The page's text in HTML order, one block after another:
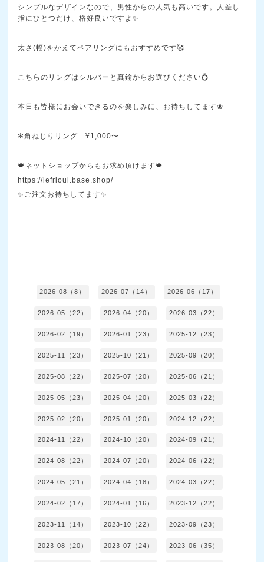
シンプルなデザインなので、男性からの人気も高いです。人差し
指にひとつだけ、格好良いですよ✨
太さ(幅)をかえてペアリングにもおすすめです🥰
こちらのリングはシルバーと真鍮からお選びください💍
本日も皆様にお会いできるのを楽しみに、お待ちしてます❀
✻角ねじりリング…¥1,000〜
🍁ネットショップからもお求め頂けます🍁
https://lefrioul.base.shop/
✨ご注文お待ちしてます✨
2026-08（8） 2026-07（14） 2026-06（17）
2026-05（22） 2026-04（20） 2026-03（22）
2026-02（19） 2026-01（23） 2025-12（23）
2025-11（23） 2025-10（21） 2025-09（20）
2025-08（22） 2025-07（20） 2025-06（21）
2025-05（23） 2025-04（20） 2025-03（22）
2025-02（20） 2025-01（20） 2024-12（22）
2024-11（22） 2024-10（20） 2024-09（21）
2024-08（22） 2024-07（20） 2024-06（22）
2024-05（21） 2024-04（18） 2024-03（22）
2024-02（17） 2024-01（16） 2023-12（22）
2023-11（14） 2023-10（22） 2023-09（23）
2023-08（20） 2023-07（24） 2023-06（35）